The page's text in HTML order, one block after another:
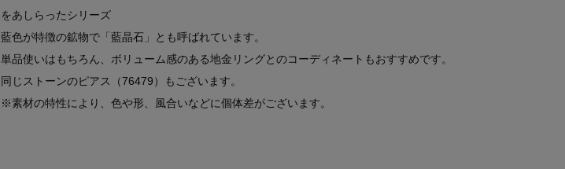
をあしらったシリーズ
藍色が特徴の鉱物で「藍晶石」とも呼ばれています。
単品使いはもちろん、ボリューム感のある地金リングとのコーディネートもおすすめです。
同じストーンのピアス（76479）もございます。
※素材の特性により、色や形、風合いなどに個体差がございます。